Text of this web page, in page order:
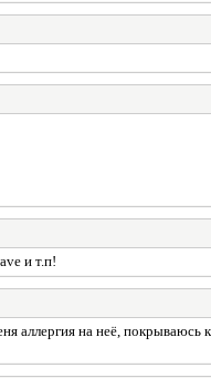
и т.п!
аллергия на неё, покрываюсь